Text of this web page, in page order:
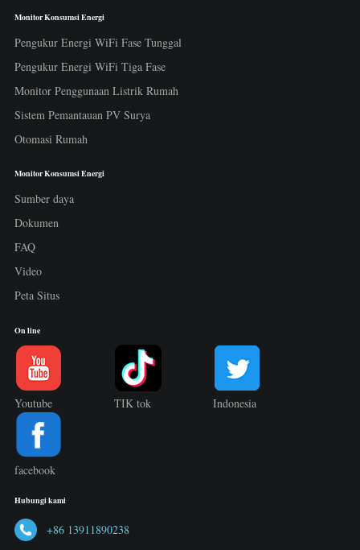
Monitor Konsumsi Energi
Pengukur Energi WiFi Fase Tunggal
Pengukur Energi WiFi Tiga Fase
Monitor Penggunaan Listrik Rumah
Sistem Pemantauan PV Surya
Otomasi Rumah
Monitor Konsumsi Energi
Sumber daya
Dokumen
FAQ
Video
Peta Situs
On line
Youtube TIK tok Indonesia
facebook
Hubungi kami
+86 13911890238